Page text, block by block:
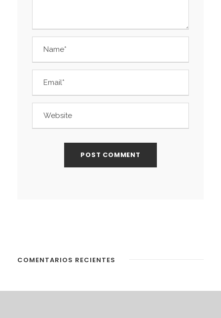
COMENTARIOS RECIENTES